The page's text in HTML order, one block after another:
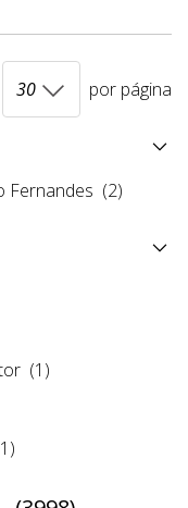
por página
Fernandes (2)
(1)